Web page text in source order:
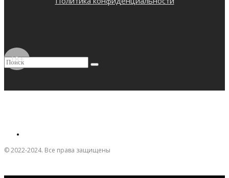
18+
© 2022-2024. Все права защищены